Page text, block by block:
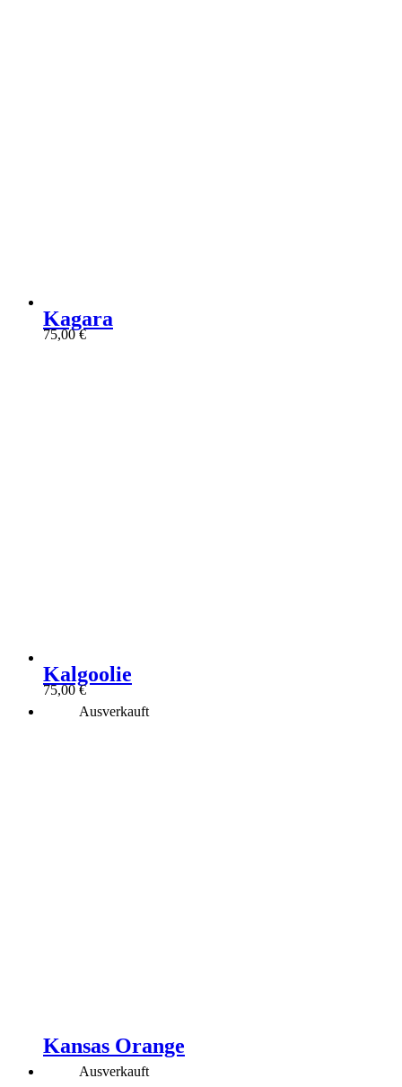
Kagara
75,00€
Kalgoolie
75,00€
Ausverkauft
Kansas Orange
Ausverkauft